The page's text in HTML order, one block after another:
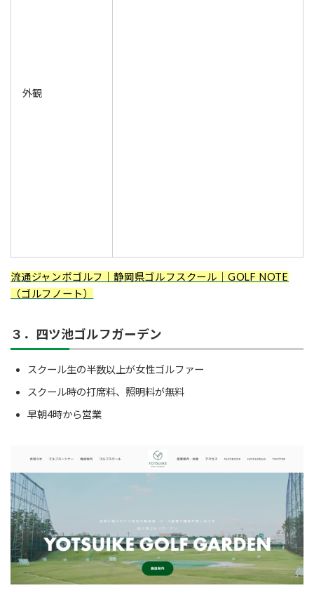
外観
流通ジャンボゴルフ｜静岡県ゴルフスクール｜GOLF NOTE
（ゴルフノート）
３．四ツ池ゴルフガーデン
スクール生の半数以上が女性ゴルファー
スクール時の打席料、照明料が無料
早朝4時から営業